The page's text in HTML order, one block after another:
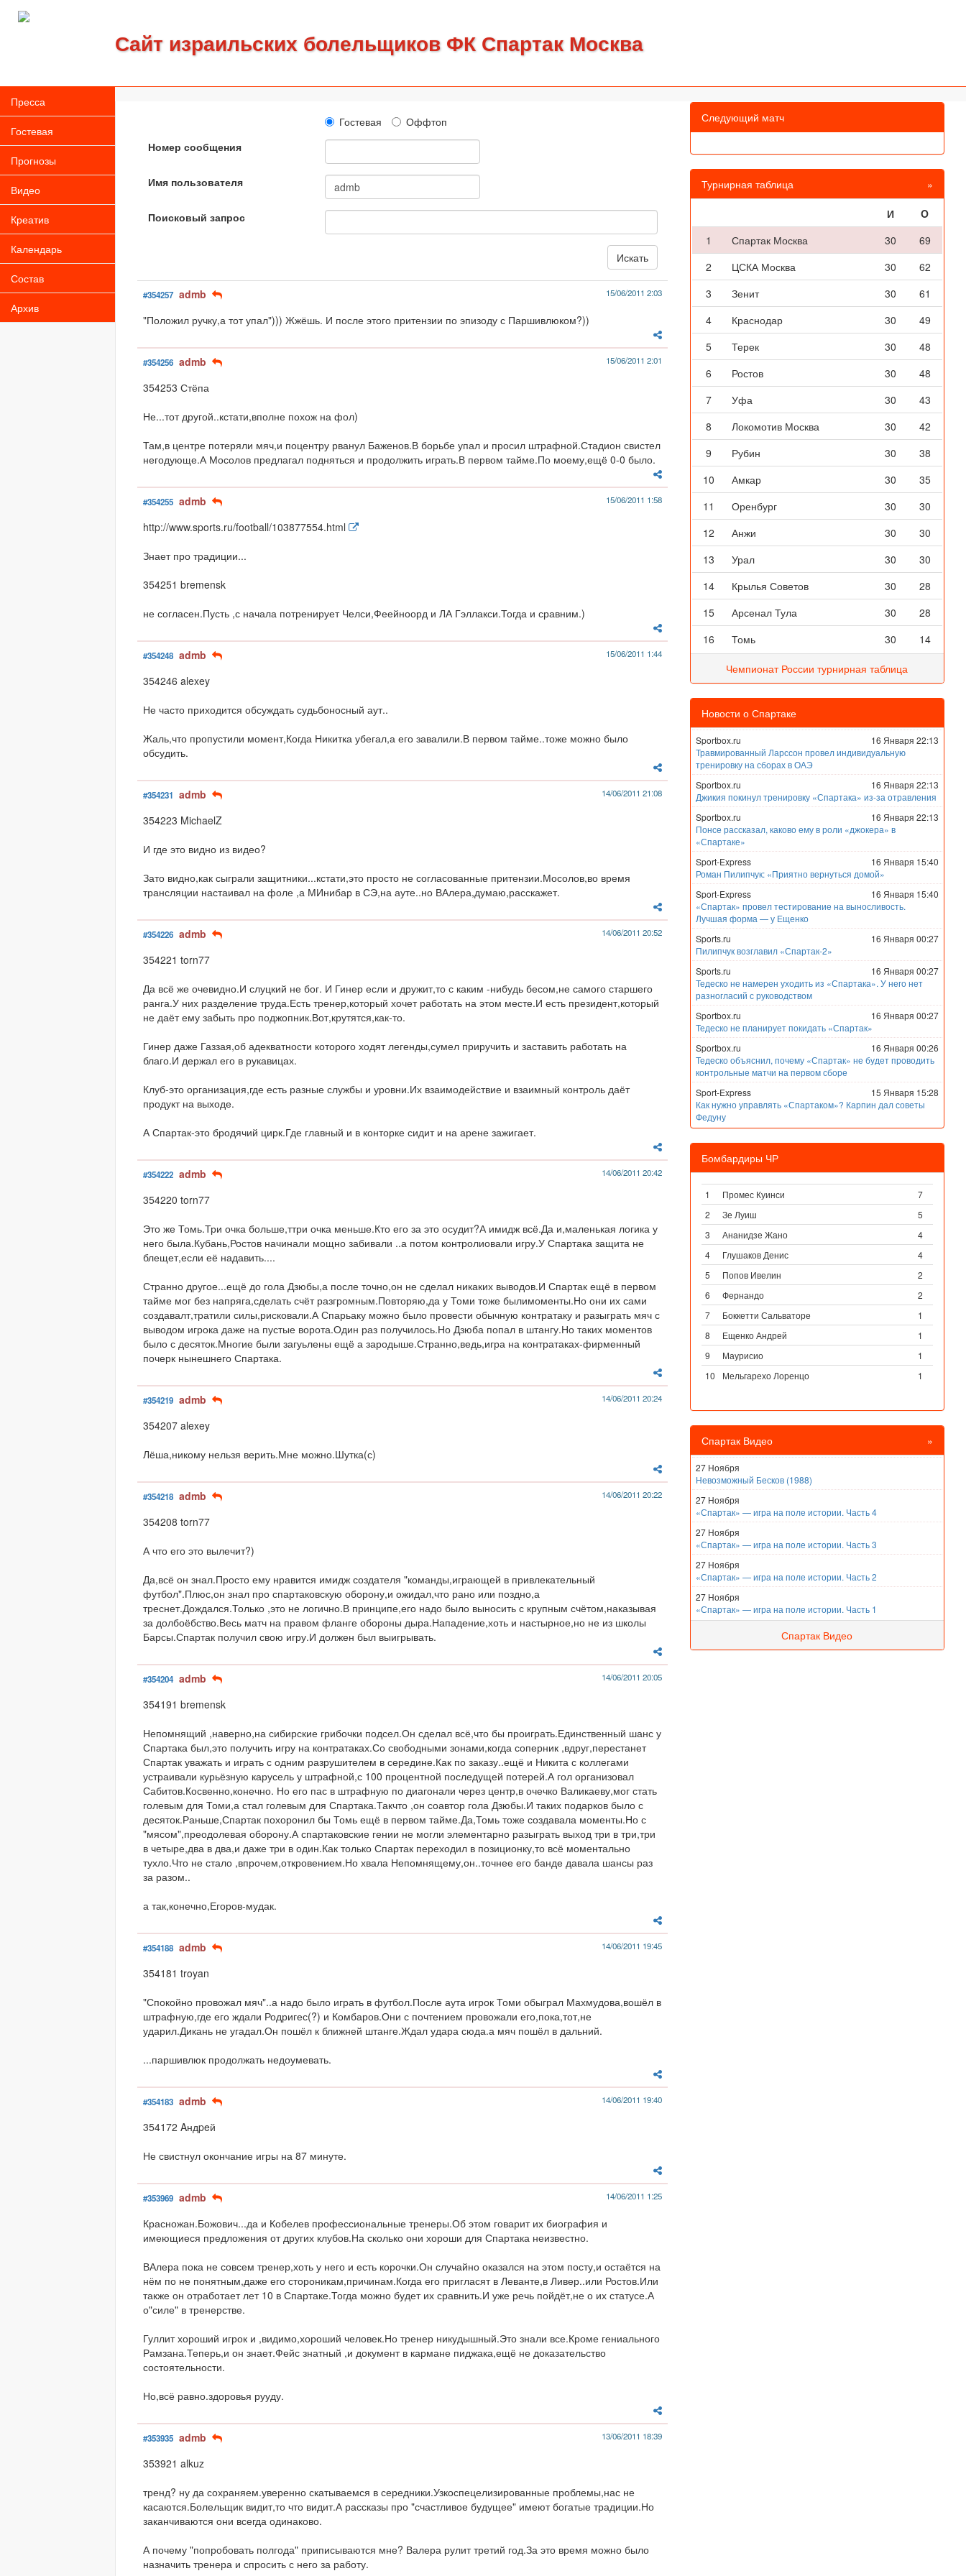
Сайт израильских болельщиков ФК Спартак Москва
Пресса
Гостевая
Прогнозы
Видео
Креатив
Календарь
Состав
Архив
Гостевая
Оффтоп
Номер сообщения
Имя пользователя
Поисковый запрос
#354257 admb 15/06/2011 2:03
"Положил ручку,а тот упал"))) Жжёшь. И после этого притензии по эпизоду с Паршивлюком?))
#354256 admb 15/06/2011 2:01
354253 Стёпа
Не...тот другой..кстати,вполне похож на фол)
Там,в центре потеряли мяч,и поцентру рванул Баженов.В борьбе упал и просил штрафной.Стадион свистел
негодующе.А Мосолов предлагал подняться и продолжить играть.В первом тайме.По моему,ещё 0-0 было.
#354255 admb 15/06/2011 1:58
http://www.sports.ru/football/103877554.html
Знает про традиции...
354251 bremensk
не согласен.Пусть ,с начала потренирует Челси,Феейноорд и ЛА Гэллакси.Тогда и сравним.)
#354248 admb 15/06/2011 1:44
354246 alexey
Не часто приходится обсуждать судьбоносный аут..
Жаль,что пропустили момент,Когда Никитка убегал,а его завалили.В первом тайме..тоже можно было
обсудить.
#354231 admb 14/06/2011 21:08
354223 MichaelZ
И где это видно из видео?
Зато видно,как сыграли защитники...кстати,это просто не согласованные притензии.Мосолов,во время
трансляции настаивал на фоле ,а МИнибар в СЭ,на ауте..но ВАлера,думаю,расскажет.
#354226 admb 14/06/2011 20:52
354221 torn77
Да всё же очевидно.И слуцкий не бог. И Гинер если и дружит,то с каким -нибудь бесом,не самого старшего
ранга.У них разделение труда.Есть тренер,который хочет работать на этом месте.И есть президент,который
не даёт ему забыть про поджопник.Вот,крутятся,как-то.
Гинер даже Газзая,об адекватности которого ходят легенды,сумел приручить и заставить работать на
благо.И держал его в рукавицах.
Клуб-это организация,где есть разные службы и уровни.Их взаимодействие и взаимный контроль даёт
продукт на выходе.
А Спартак-это бродячий цирк.Где главный и в конторке сидит и на арене зажигает.
#354222 admb 14/06/2011 20:42
354220 torn77
Это же Томь.Три очка больше,ттри очка меньше.Кто его за это осудит?А имидж всё.Да и,маленькая логика у
него была.Кубань,Ростов начинали мощно забивали ..а потом контролиовали игру.У Спартака защита не
блещет,если её надавить....
Странно другое...ещё до гола Дзюбы,а после точно,он не сделал никаких выводов.И Спартак ещё в первом
тайме мог без напряга,сделать счёт разгромным.Повторяю,да у Томи тоже былимоменты.Но они их сами
создавалт,тратили силы,рисковали.А Спарьаку можно было провести обычную контратаку и разыграть мяч с
выводом игрока даже на пустые ворота.Один раз получилось.Но Дзюба попал в штангу.Но таких моментов
было с десяток.Многие были загуьлены ещё а зародыше.Странно,ведь,игра на контратаках-фирменный
почерк нынешнего Спартака.
#354219 admb 14/06/2011 20:24
354207 alexey
Лёша,никому нельзя верить.Мне можно.Шутка(с)
#354218 admb 14/06/2011 20:22
354208 torn77
А что его это вылечит?)
Да,всё он знал.Просто ему нравится имидж создателя "команды,играющей в привлекательный
футбол".Плюс,он знал про спартаковскую оборону,и ожидал,что рано или поздно,а
треснет.Дождался.Только ,это не логично.В принципе,его надо было выносить с крупным счётом,наказывая
за долбоёбство.Весь матч на правом фланге обороны дыра.Нападение,хоть и настырное,но не из школы
Барсы.Спартак получил свою игру.И должен был выигрывать.
#354204 admb 14/06/2011 20:05
354191 bremensk
Непомнящий ,наверно,на сибирские грибочки подсел.Он сделал всё,что бы проиграть.Единственный шанс у
Спартака был,это получить игру на контратаках.Со свободными зонами,когда соперник ,вдруг,перестанет
Спартак уважать и играть с одним разрушителем в середине.Как по заказу..ещё и Никита с коллегами
устраивали курьёзную карусель у штрафной,с 100 процентной последущей потерей.А гол организовал
Сабитов.Косвенно,конечно. Но его пас в штрафную по диагонали через центр,в очечко Валикаеву,мог стать
голевым для Томи,а стал голевым для Спартака.Такчто ,он соавтор гола Дзюбы.И таких подарков было с
десяток.Раньше,Спартак похоронил бы Томь ещё в первом тайме.Да,Томь тоже создавала моменты.Но с
"мясом",преодолевая оборону.А спартаковские гении не могли элементарно разыграть выход три в три,три
в четыре,два в два,и даже три в один.Как только Спартак переходил в позиционку,то всё моментально
тухло.Что не стало ,впрочем,откровением.Но хвала Непомнящему,он..точнее его банде давала шансы раз
за разом..
а так,конечно,Егоров-мудак.
#354188 admb 14/06/2011 19:45
354181 troyan
"Спокойно провожал мяч"..а надо было играть в футбол.После аута игрок Томи обыграл Махмудова,вошёл в
штрафную,где его ждали Родригес(?) и Комбаров.Они с почтением провожали его,пока,тот,не
ударил.Дикань не угадал.Он пошёл к ближней штанге.Ждал удара сюда.а мяч пошёл в дальний.
...паршивлюк продолжать недоумевать.
#354183 admb 14/06/2011 19:40
354172 Aндpeй
Не свистнул окончание игры на 87 минуте.
#353969 admb 14/06/2011 1:25
Красножан.Божович...да и Кобелев профессиональные тренеры.Об этом говарит их биография и
имеющиеся предложения от других клубов.На сколько они хороши для Спартака неизвестно.
ВАлера пока не совсем тренер,хоть у него и есть корочки.Он случайно оказался на этом посту,и остаётся на
нём по не понятным,даже его стороникам,причинам.Когда его пригласят в Леванте,в Ливер..или Ростов.Или
также он отработает лет 10 в Спартаке.Тогда можно будет их сравнить.И уже речь пойдёт,не о их статусе.А
о"силе" в тренерстве.
Гуллит хороший игрок и ,видимо,хороший человек.Но тренер никудышный.Это знали все.Кроме гениального
Рамзана.Теперь,и он знает.Фейс знатный ,и документ в кармане пиджака,ещё не доказательство
состоятельности.
Но,всё равно.здоровья рууду.
#353935 admb 13/06/2011 18:39
353921 alkuz
тренд? ну да сохраняем.уверенно скатываемся в середники.Узкоспецелизированные проблемы,нас не
касаются.Болельщик видит,то что видит.А рассказы про "счастливое будущее" имеют богатые традиции.Но
заканчиваются они всегда одинаково.
А почему "попробовать полгода" приписываются мне? Валера рулит третий год.За это время можно было
назначить тренера и спросить с него за работу.
Следующий матч
Турнирная таблица »
И
O
1
Спартак Москва 30
69
2
ЦСКА Москва 30
62
3
Зенит 30
61
4
Краснодар 30
49
5
Терек 30
48
6
Ростов 30
48
7
Уфа 30
43
8
Локомотив Москва 30
42
9
Рубин 30
38
10
Амкар 30
35
11
Оренбург 30
30
12
Анжи 30
30
13
Урал 30
30
14
Крылья Советов 30
28
15
Арсенал Тула 30
28
16
Томь 30 14
Чемпионат России турнирная таблица
Новости о Спартаке
Sportbox.ru
16 Января 22:13
Травмированный Ларссон провел индивидуальную
тренировку на сборах в ОАЭ
Sportbox.ru
16 Января 22:13
Джикия покинул тренировку «Спартака» из-за отравления
Sportbox.ru
16 Января 22:13
Понсе рассказал, каково ему в роли «джокера» в
«Спартаке»
Sport-Express
16 Января 15:40
Роман Пилипчук: «Приятно вернуться домой»
Sport-Express
16 Января 15:40
«Спартак» провел тестирование на выносливость.
Лучшая форма — у Ещенко
Sports.ru
16 Января 00:27
Пилипчук возглавил «Спартак-2»
Sports.ru
16 Января 00:27
Тедеско не намерен уходить из «Спартака». У него нет
разногласий с руководством
Sportbox.ru
16 Января 00:27
Тедеско не планирует покидать «Спартак»
Sportbox.ru
16 Января 00:26
Тедеско объяснил, почему «Спартак» не будет проводить
контрольные матчи на первом сборе
Sport-Express
15 Января 15:28
Как нужно управлять «Спартаком»? Карпин дал советы
Федуну
Бомбардиры ЧР
1 Промес Куинси
7
2
Зе Луиш
5
3
Ананидзе Жано
4
4
Глушаков Денис
4
5
Попов Ивелин
2
6
Фернандо
2
7
Боккетти Сальваторе
1
8
Ещенко Андрей
1
9
Маурисио
1
10
Мельгарехо Лоренцо 1
Спартак Видео »
27 Ноября
Невозможный Бесков (1988)
27 Ноября
«Спартак» — игра на поле истории. Часть 4
27 Ноября
«Спартак» — игра на поле истории. Часть 3
27 Ноября
«Спартак» — игра на поле истории. Часть 2
27 Ноября
«Спартак» — игра на поле истории. Часть 1
Спартак Видео